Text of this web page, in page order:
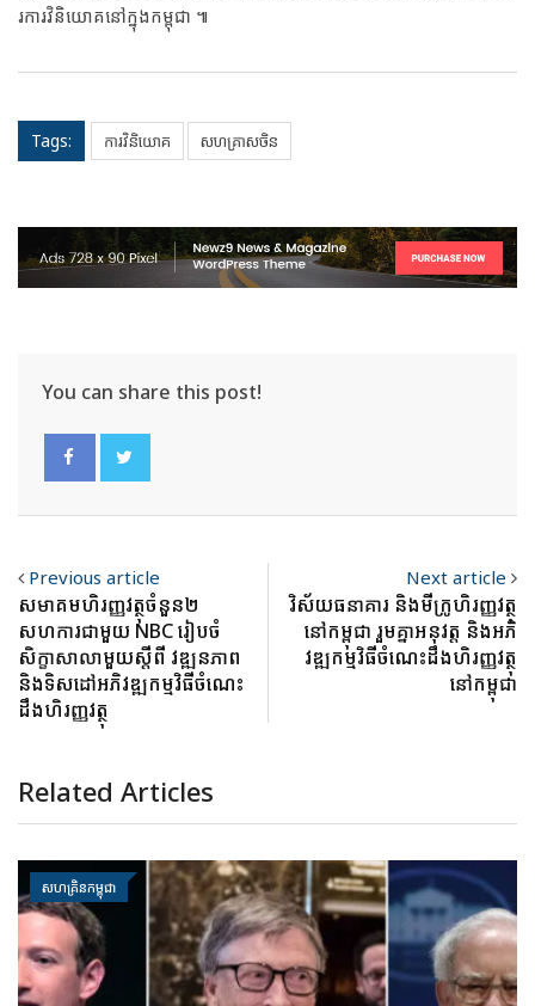
រ​កា​រ​វិ​និយោ​គ​នៅ​ក្នុងកម្ពុជា ៕
Tags: ការ​វិនិយោគ សហគ្រាស​ចិន​
You can share this post!
Previous article
​សមាគម​ហិរញ្ញវត្ថុ​ចំនួន​២
សហការ​ជាមួយ​ NBC រៀបចំ​
សិក្ខាសាលា​មួយ​ស្ដីពី វឌ្ឍនភាព​
និងទិសដៅ​អភិវឌ្ឍ​កម្មវិធី​ចំណេះ
ដឹង​ហិរញ្ញវត្ថុ
Next article
វិស័យធនាគារ និងមីក្រូហិរញ្ញវត្ថុ
នៅកម្ពុជា រួមគ្នាអនុវត្ត និង​អ​ភិ​
វឌ្ឍ​កម្ម​វិធី​ចំណេះដឹងហិរញ្ញវត្ថុ
នៅកម្ពុជា
Related Articles
សហគ្រិនកម្ពុជា